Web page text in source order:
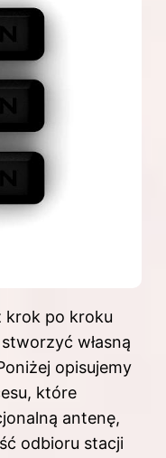
krok po kroku
własną
opisujemy
które
antenę,
odbioru stacji